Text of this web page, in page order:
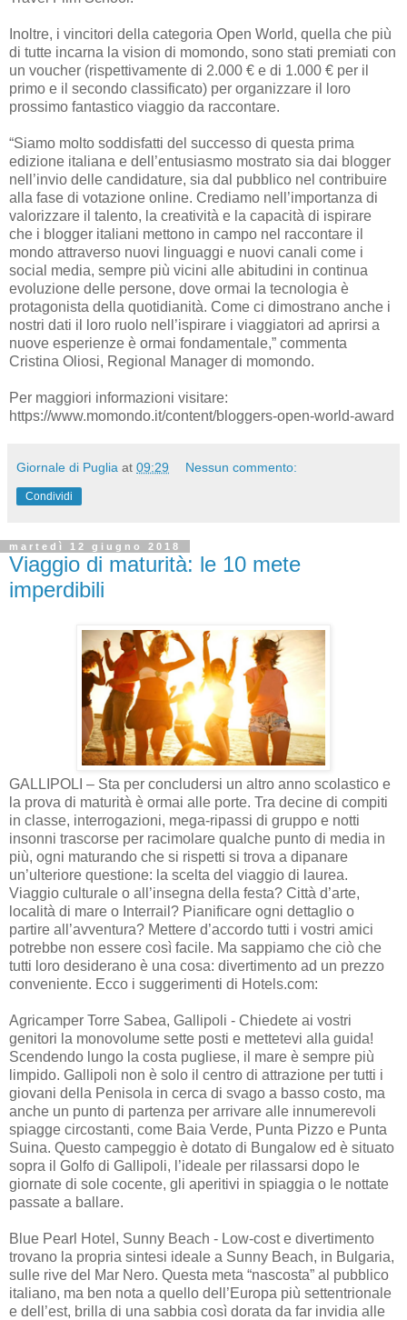
Inoltre, i vincitori della categoria Open World, quella che più
di tutte incarna la vision di momondo, sono stati premiati con
un voucher (rispettivamente di 2.000 € e di 1.000 € per il
primo e il secondo classificato) per organizzare il loro
prossimo fantastico viaggio da raccontare.
“Siamo molto soddisfatti del successo di questa prima
edizione italiana e dell’entusiasmo mostrato sia dai blogger
nell’invio delle candidature, sia dal pubblico nel contribuire
alla fase di votazione online. Crediamo nell’importanza di
valorizzare il talento, la creatività e la capacità di ispirare
che i blogger italiani mettono in campo nel raccontare il
mondo attraverso nuovi linguaggi e nuovi canali come i
social media, sempre più vicini alle abitudini in continua
evoluzione delle persone, dove ormai la tecnologia è
protagonista della quotidianità. Come ci dimostrano anche i
nostri dati il loro ruolo nell’ispirare i viaggiatori ad aprirsi a
nuove esperienze è ormai fondamentale,” commenta
Cristina Oliosi, Regional Manager di momondo.
Per maggiori informazioni visitare:
https://www.momondo.it/content/bloggers-open-world-award
Giornale di Puglia at 09:29 Nessun commento:
Condividi
martedì 12 giugno 2018
Viaggio di maturità: le 10 mete
imperdibili
GALLIPOLI – Sta per concludersi un altro anno scolastico e
la prova di maturità è ormai alle porte. Tra decine di compiti
in classe, interrogazioni, mega-ripassi di gruppo e notti
insonni trascorse per racimolare qualche punto di media in
più, ogni maturando che si rispetti si trova a dipanare
un’ulteriore questione: la scelta del viaggio di laurea.
Viaggio culturale o all’insegna della festa? Città d’arte,
località di mare o Interrail? Pianificare ogni dettaglio o
partire all’avventura? Mettere d’accordo tutti i vostri amici
potrebbe non essere così facile. Ma sappiamo che ciò che
tutti loro desiderano è una cosa: divertimento ad un prezzo
conveniente. Ecco i suggerimenti di Hotels.com:
Agricamper Torre Sabea, Gallipoli - Chiedete ai vostri
genitori la monovolume sette posti e mettetevi alla guida!
Scendendo lungo la costa pugliese, il mare è sempre più
limpido. Gallipoli non è solo il centro di attrazione per tutti i
giovani della Penisola in cerca di svago a basso costo, ma
anche un punto di partenza per arrivare alle innumerevoli
spiagge circostanti, come Baia Verde, Punta Pizzo e Punta
Suina. Questo campeggio è dotato di Bungalow ed è situato
sopra il Golfo di Gallipoli, l’ideale per rilassarsi dopo le
giornate di sole cocente, gli aperitivi in spiaggia o le nottate
passate a ballare.
Blue Pearl Hotel, Sunny Beach - Low-cost e divertimento
trovano la propria sintesi ideale a Sunny Beach, in Bulgaria,
sulle rive del Mar Nero. Questa meta “nascosta” al pubblico
italiano, ma ben nota a quello dell’Europa più settentrionale
e dell’est, brilla di una sabbia così dorata da far invidia alle